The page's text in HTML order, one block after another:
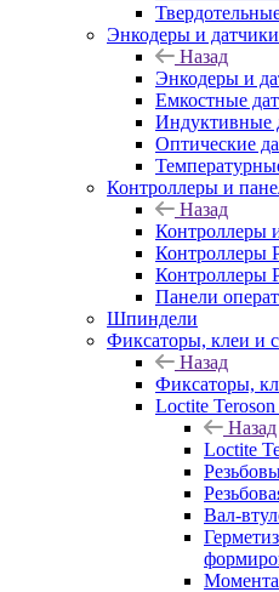
Энкодеры и датчики
Назад
Энкодеры и
Емкостные
Индуктивные
Оптические
Контроллеры и
Назад
Контроллеры
Контроллеры
Контроллеры
Панели
Шпиндели
Фиксаторы, клеи и
Назад
Фиксаторы,
Loctite Teroson
Назад
Loctite
Вал-